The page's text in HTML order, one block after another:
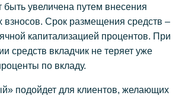
быть увеличена путем внесения
взносов. Срок размещения средств –
капитализацией процентов. При
средств вкладчик не теряет уже
по вкладу.
подойдет для клиентов, желающих